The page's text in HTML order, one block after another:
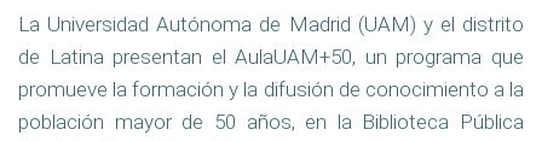
La Universidad Autónoma de Madrid (UAM) y el distrito
de Latina presentan el AulaUAM+50, un programa que
promueve la formación y la difusión de conocimiento a la
población mayor de 50 años, en la Biblioteca Pública